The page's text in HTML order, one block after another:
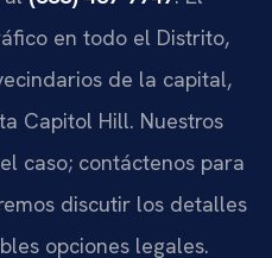
en todo el Distrito,
de la capital,
Capitol Hill. Nuestros
caso; contáctenos para
discutir los detalles
opciones legales.